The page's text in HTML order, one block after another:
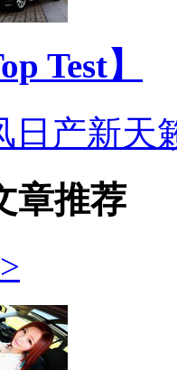
Test】
日产新天
章推荐